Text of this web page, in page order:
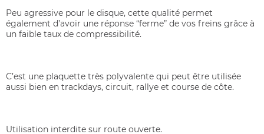
Peu agressive pour le disque, cette qualité permet
également d’avoir une réponse “ferme” de vos freins grâce à
un faible taux de compressibilité.
C’est une plaquette très polyvalente qui peut être utilisée
aussi bien en trackdays, circuit, rallye et course de côte.
Utilisation interdite sur route ouverte.